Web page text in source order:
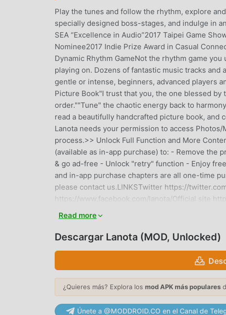
Play the tunes and follow the rhythm, explore
specially designed boss-stages, and indulge in
SEA “Excellence in Audio”2017 Taipei Game
Nominee2017 Indie Prize Award in Casual
Dynamic Rhythm GameNot the rhythm game
playing on. Dozens of fantastic music tracks
gentle or intense, beginners, advanced players
Picture Book"I trust that you, the one blessed
order.""Tune" the chaotic energy back to
read a beautifully handcrafted picture book,
Lanota needs your permission to access
process.>> Unlock Full Function and More
(available as in-app purchase) to: - Remove the
& go ad-free - Unlock "retry" function - Enjoy
and in-app purchase chapters are all one-time
please contact us.LINKSTwitter https://
https://www.facebook.com/lanota/Official site
LANOTA INTRODUCCIÓN
Lanota Como un juego de music muy popular
los juegos de music . Si desea descargar este
grande del mundo, moddroid es su mejor
repetitiva en el juego, así que puedes
promete que cualquier mod de Lanota no
instalación gratuita. Simplemente descargue el
Read more
Descargar Lanota (MOD, Unlocked)
¿Quieres más? Explora los mod APK más populares
Únete a @MODDROID.CO en el Canal de